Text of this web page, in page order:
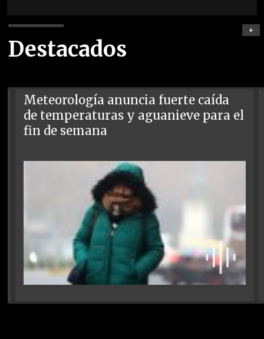
Destacados
+
Meteorología anuncia fuerte caída
de temperaturas y aguanieve para el
fin de semana